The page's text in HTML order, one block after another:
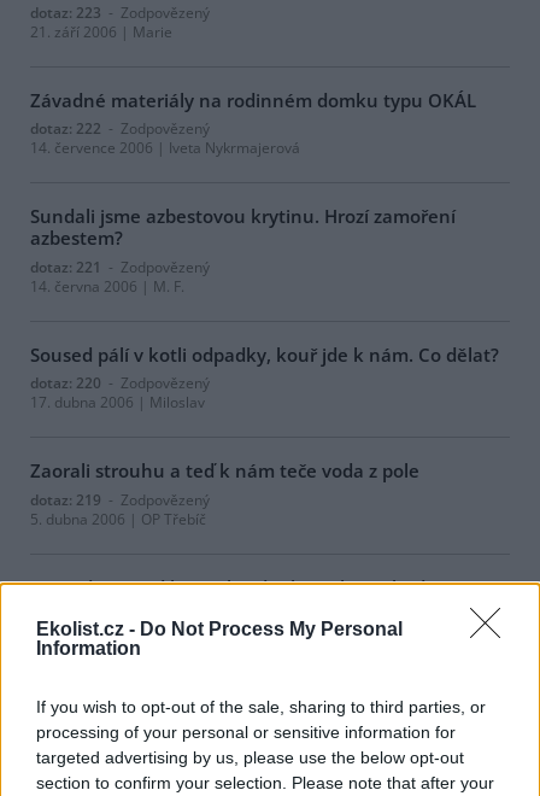
Ekolist.cz - Do Not Process My Personal
Information
If you wish to opt-out of the sale, sharing to third parties, or
processing of your personal or sensitive information for
targeted advertising by us, please use the below opt-out
section to confirm your selection. Please note that after your
dotaz: 223 - Zodpovězený
21. září 2006 | Marie
Závadné materiály na rodinném domku typu OKÁL
dotaz: 222 - Zodpovězený
14. července 2006 | Iveta Nykrmajerová
Sundali jsme azbestovou krytinu. Hrozí zamoření
azbestem?
dotaz: 221 - Zodpovězený
14. června 2006 | M. F.
Soused pálí v kotli odpadky, kouř jde k nám. Co dělat?
dotaz: 220 - Zodpovězený
17. dubna 2006 | Miloslav
Zaorali strouhu a teď k nám teče voda z pole
dotaz: 219 - Zodpovězený
5. dubna 2006 | OP Třebíč
Soused si vysadil na zahradě thuje, které budou
dotaz: 218- Zodpovězený
3. dubna 2006 | Eva Krčková
Konečná cena elektřiny pro zákazníka
dotaz: 217 - Zodpovězený
30. března 2006 | Občanská poradna Třebíč